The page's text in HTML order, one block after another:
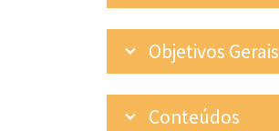
Objetivos Gerais
Conteúdos